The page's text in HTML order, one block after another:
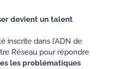
devient un talent
inscrite dans l’ADN de
Réseau pour répondre
les problématiques